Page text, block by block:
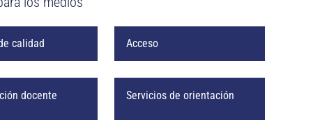
calidad Acceso
docente Servicios de orientación